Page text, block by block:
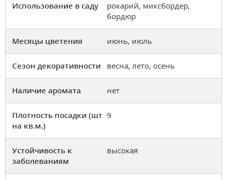
Использование в саду
рокарий, миксбордер,
бордюр
Месяцы цветения июнь, июль
Сезон декоративности весна, лето, осень
Наличие аромата нет
Плотность посадки (шт
на кв.м.)
9
Устойчивость к
заболеваниям
высокая